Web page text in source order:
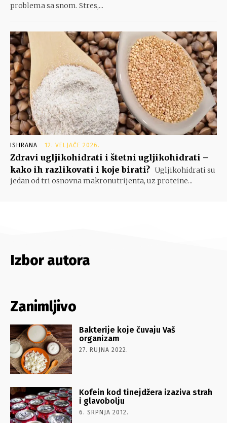
problema sa snom. Stres,...
ISHRANA 12. VELJAČE 2026.
Zdravi ugljikohidrati i štetni ugljikohidrati –
kako ih razlikovati i koje birati? Ugljikohidrati su
jedan od tri osnovna makronutrijenta, uz proteine...
Izbor autora
Zanimljivo
Bakterije koje čuvaju Vaš
organizam
27. RUJNA 2022.
Kofein kod tinejdžera izaziva strah
i glavobolju
6. SRPNJA 2012.